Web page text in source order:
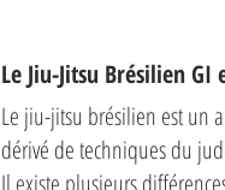
Le Jiu-Jitsu Brésilien
Le jiu-jitsu brésilien est un
dérivé de techniques du
Il existe plusieurs